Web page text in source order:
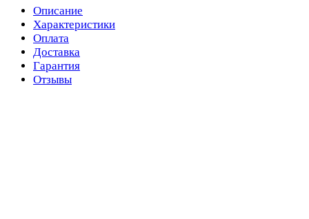
Описание
Характеристики
Оплата
Доставка
Гарантия
Отзывы